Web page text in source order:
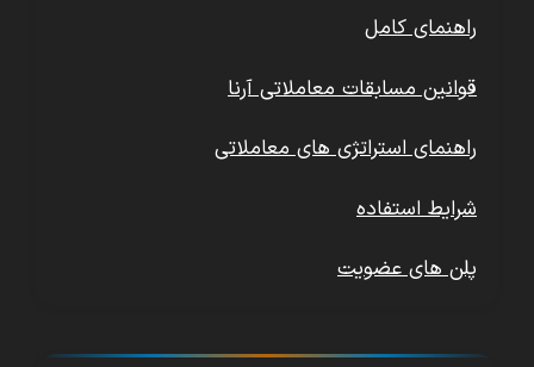
راهنمای کامل
قوانین مسابقات معاملاتی آرنا
راهنمای استراتژی های معاملاتی
شرایط استفاده
پلن های عضویت